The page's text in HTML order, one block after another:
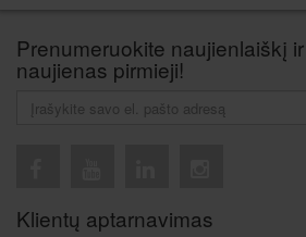
Prenumeruokite naujienlaiškį
naujienas pirmieji!
Klientų aptarnavimas